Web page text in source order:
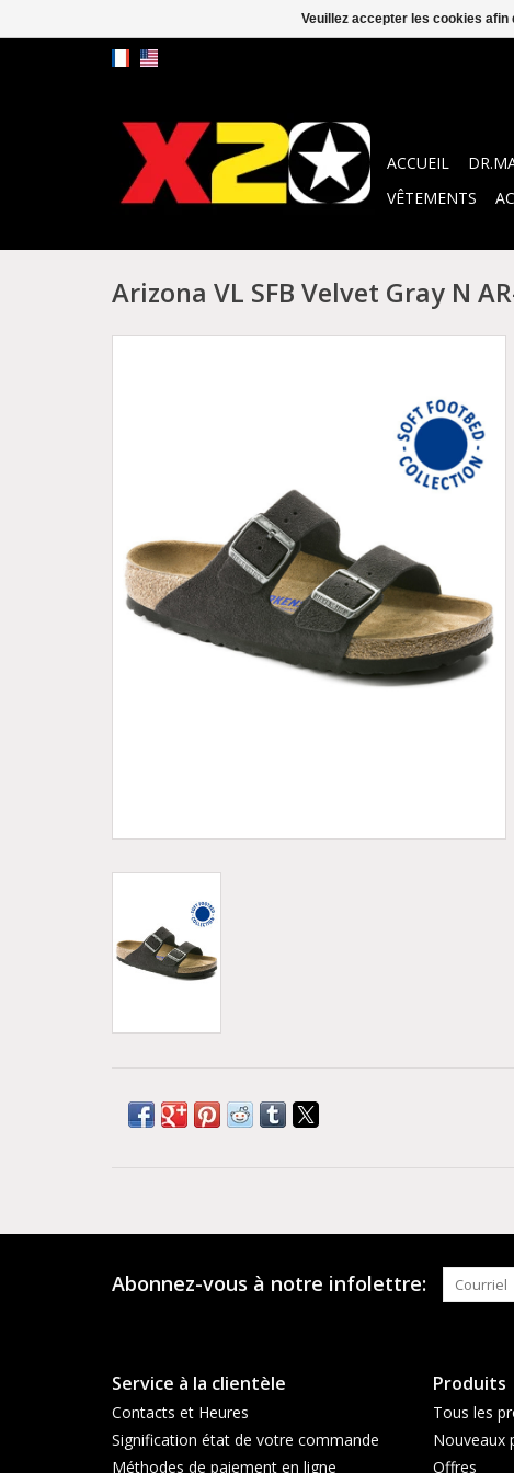
ACCUEIL
VÊTEMENTS
Arizona VL SFB Velvet Gray N
Abonnez-vous à notre infolettre:
Service à la clientèle
Contacts et Heures
Signification état de votre commande
Méthodes de paiement en ligne
Produits
Tous les
Nouveaux
Offres
Veuillez accepter les cookies